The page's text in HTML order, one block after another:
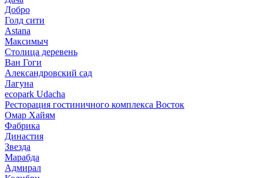
Добро
Голд сити
Astana
Максимыч
Столица деревень
Ван Гоги
Александровский сад
Лагуна
ecopark Udacha
Ресторация гостиничного комплекса Восток
Омар Хайям
Фабрика
Династия
Звезда
Марабда
Адмирал